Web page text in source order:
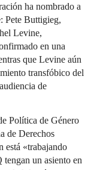
ha nombrado a
Pete Buttigieg,
Levine,
en una
que Levine aún
transfóbico del
de
Política de Género
de Derechos
está «trabajando
tengan un asiento en